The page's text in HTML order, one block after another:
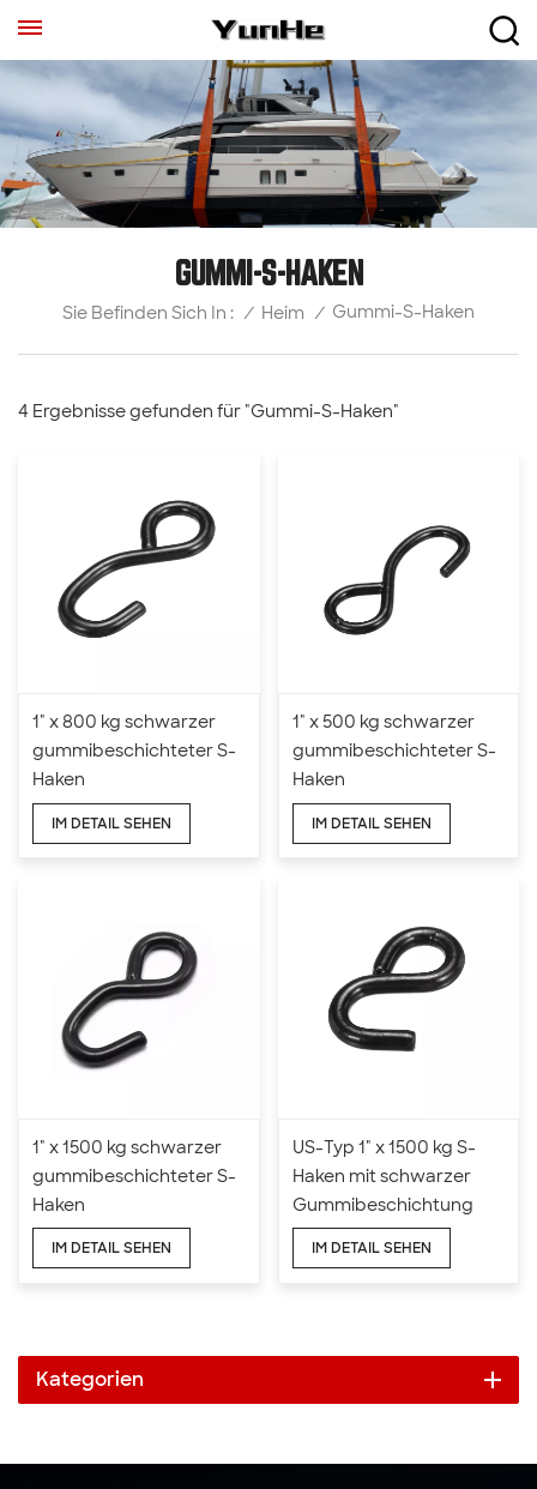
GUMMI-S-HAKEN
Sie Befinden Sich In : / Heim / Gummi-S-Haken
4 Ergebnisse gefunden für "Gummi-S-Haken"
1" x 800 kg schwarzer
gummibeschichteter S-
Haken
IM DETAIL SEHEN
1" x 500 kg schwarzer
gummibeschichteter S-
Haken
IM DETAIL SEHEN
1" x 1500 kg schwarzer
gummibeschichteter S-
Haken
IM DETAIL SEHEN
US-Typ 1" x 1500 kg S-
Haken mit schwarzer
Gummibeschichtung
IM DETAIL SEHEN
Kategorien